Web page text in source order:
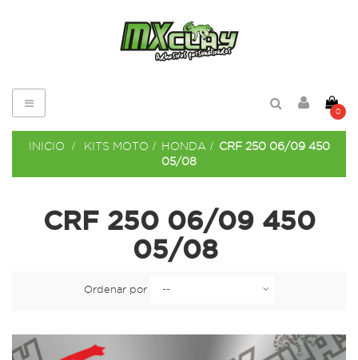
Navegación
de
palanca
0
INICIO > KITS MOTO > HONDA > CRF 250 06/09 450
05/08
CRF 250 06/09 450
05/08
Ordenar por